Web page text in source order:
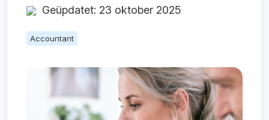
Geüpdatet: 23 oktober 2025
Accountant